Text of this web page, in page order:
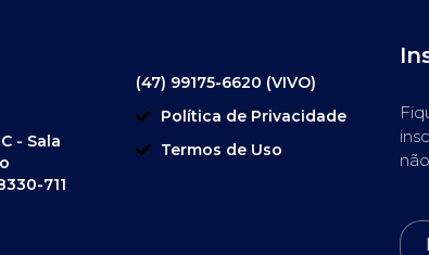
- Sala
711
(47) 99175-6620 (VIVO)
Política de Privacidade
Termos de Uso